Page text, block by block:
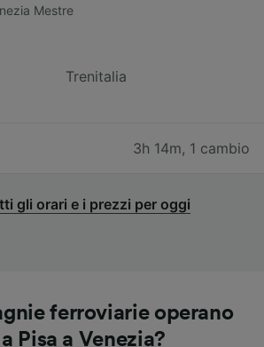
Mestre
Trenitalia
3h 14m, 1 cambio
gli orari e i prezzi per oggi
ferroviarie operano
Pisa a Venezia?